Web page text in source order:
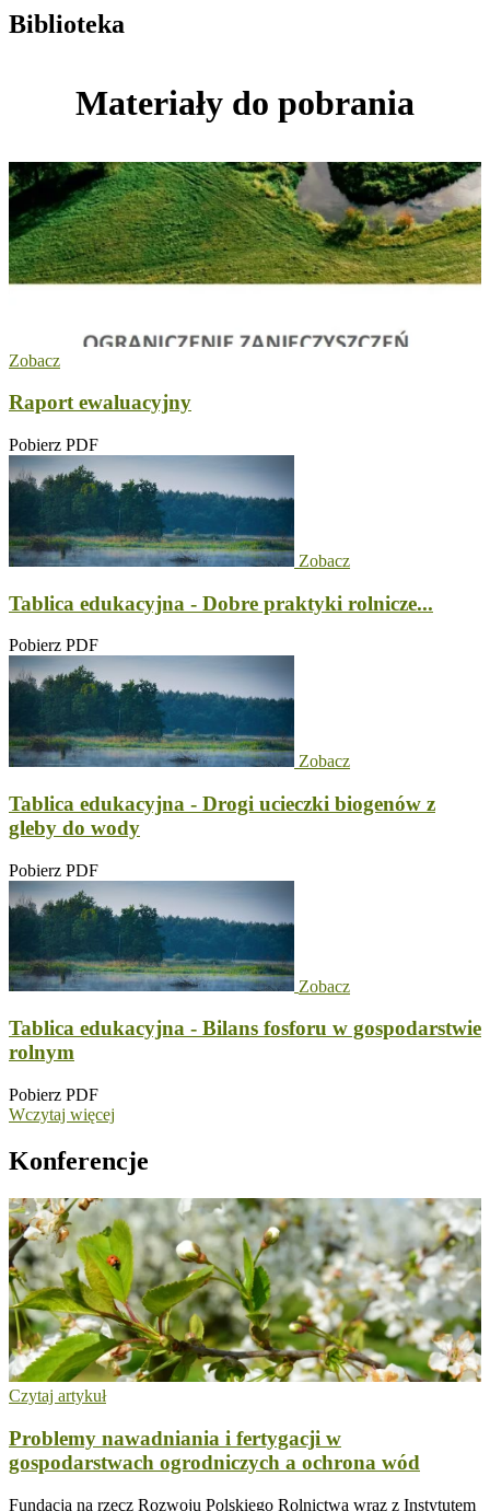
Biblioteka
Materiały do pobrania
Zobacz
Raport ewaluacyjny
Pobierz PDF
Zobacz
Tablica edukacyjna - Dobre praktyki rolnicze...
Pobierz PDF
Zobacz
Tablica edukacyjna - Drogi ucieczki biogenów z
gleby do wody
Pobierz PDF
Zobacz
Tablica edukacyjna - Bilans fosforu w gospodarstwie
rolnym
Pobierz PDF
Wczytaj więcej
Konferencje
Czytaj artykuł
Problemy nawadniania i fertygacji w
gospodarstwach ogrodniczych a ochrona wód
Fundacja na rzecz Rozwoju Polskiego Rolnictwa wraz z Instytutem